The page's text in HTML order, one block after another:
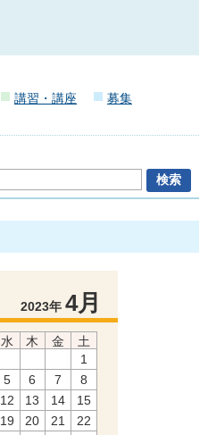
講習・講座
募集
2023年 4月
水 木 金
土
1
5 6 7
8
12 13 14
15
19 20 21
22